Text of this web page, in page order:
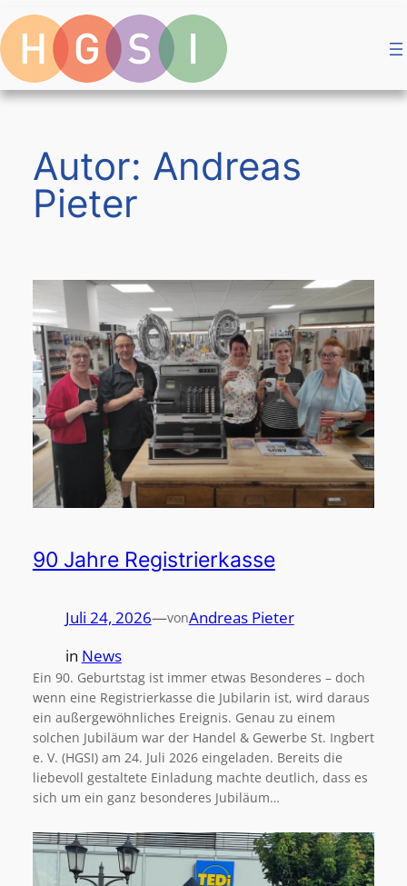
Zum
Inhalt
springen
Autor: Andreas
Pieter
90 Jahre Registrierkasse
Juli 24, 2026—vonAndreas Pieter
in News
Ein 90. Geburtstag ist immer etwas Besonderes – doch
wenn eine Registrierkasse die Jubilarin ist, wird daraus
ein außergewöhnliches Ereignis. Genau zu einem
solchen Jubiläum war der Handel & Gewerbe St. Ingbert
e. V. (HGSI) am 24. Juli 2026 eingeladen. Bereits die
liebevoll gestaltete Einladung machte deutlich, dass es
sich um ein ganz besonderes Jubiläum…